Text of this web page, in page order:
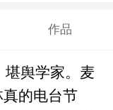
作品
堪舆学家。麦
的电台节